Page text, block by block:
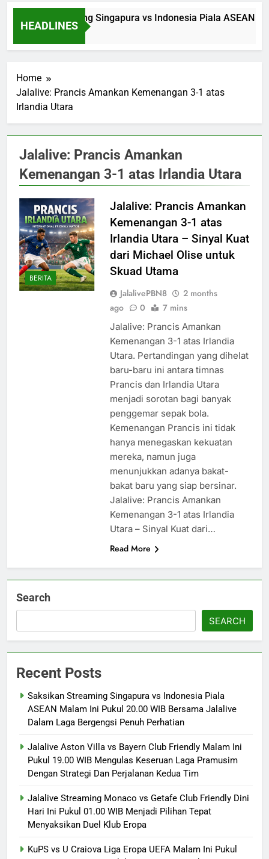
HEADLINES
Saksikan Streaming Singapura vs Indonesia Piala ASEAN
12 Hours Ago
Home
Jalalive: Prancis Amankan Kemenangan 3-1 atas
Irlandia Utara
Jalalive: Prancis Amankan
Kemenangan 3-1 atas Irlandia Utara
BERITA
Jalalive: Prancis Amankan
Kemenangan 3-1 atas
Irlandia Utara – Sinyal Kuat
dari Michael Olise untuk
Skuad Utama
JalalivePBN8
2 months
ago
0 7 mins
Jalalive: Prancis Amankan
Kemenangan 3-1 atas Irlandia
Utara. Pertandingan yang dihelat
baru-baru ini antara timnas
Prancis dan Irlandia Utara
menjadi sorotan bagi banyak
penggemar sepak bola.
Kemenangan Prancis ini tidak
hanya menegaskan kekuatan
mereka, namun juga
menunjukkan adanya bakat-
bakat baru yang siap bersinar.
Jalalive: Prancis Amankan
Kemenangan 3-1 atas Irlandia
Utara – Sinyal Kuat dari…
Read More
Search
SEARCH
Recent Posts
Saksikan Streaming Singapura vs Indonesia Piala
ASEAN Malam Ini Pukul 20.00 WIB Bersama Jalalive
Dalam Laga Bergengsi Penuh Perhatian
Jalalive Aston Villa vs Bayern Club Friendly Malam Ini
Pukul 19.00 WIB Mengulas Keseruan Laga Pramusim
Dengan Strategi Dan Perjalanan Kedua Tim
Jalalive Streaming Monaco vs Getafe Club Friendly Dini
Hari Ini Pukul 01.00 WIB Menjadi Pilihan Tepat
Menyaksikan Duel Klub Eropa
KuPS vs U Craiova Liga Eropa UEFA Malam Ini Pukul